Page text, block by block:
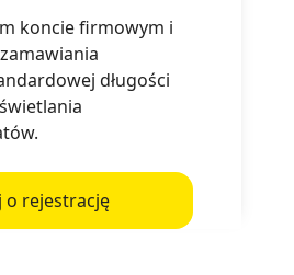
koncie firmowym i
długości
o rejestrację